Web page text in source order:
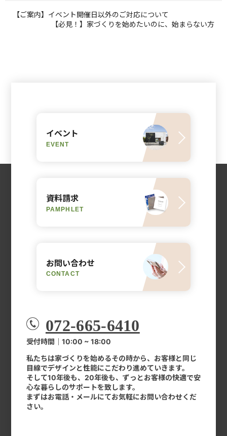
【ご案内】イベント開催日以外のご対応について
【必見！】家づくりを始めたいのに、始まらない方
イベント
EVENT
資料請求
PAMPHLET
お問い合わせ
CONTACT
072-665-6410
受付時間｜10:00 ~ 18:00
私たちは家づくりを始めるその時から、お客様と同じ
目線でデザインと性能にこだわり進めていきます。
そして10年後も、20年後も、ずっとお客様の快適で安
心な暮らしのサポートを致します。
まずはお電話・メールにてお気軽にお問い合わせくだ
さい。